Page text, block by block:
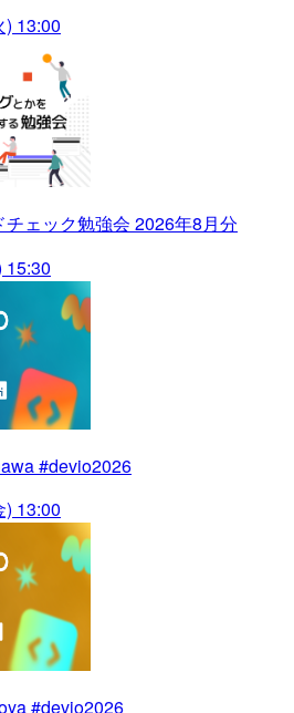
13:00
ェック勉強会 2026年8月分
15:30
#devio2026
13:00
#devio2026